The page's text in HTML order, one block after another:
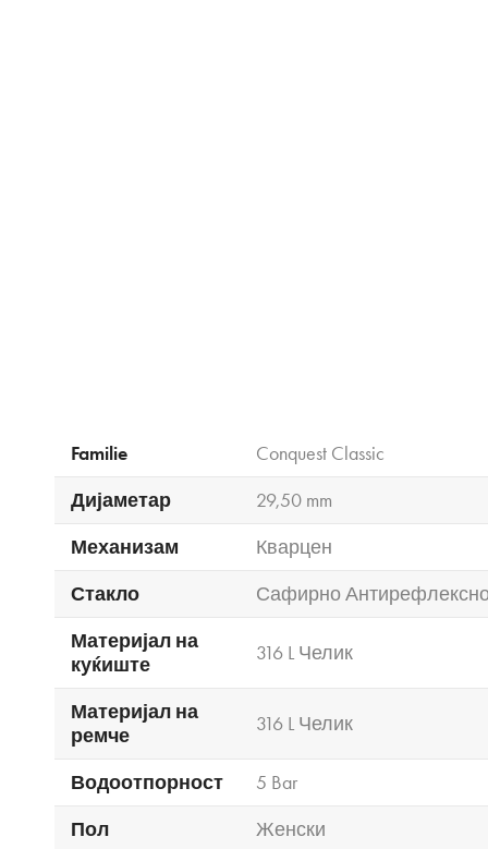
Familie
Conquest Classic
Дијаметар
29,50 mm
Механизам
Кварцен
Стакло
Сафирно
Материјал на
куќиште
316 L Челик
Материјал на
ремче
316 L Челик
Водоотпорност
5 Bar
Пол
Женски